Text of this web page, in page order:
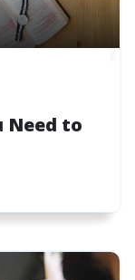
Need to